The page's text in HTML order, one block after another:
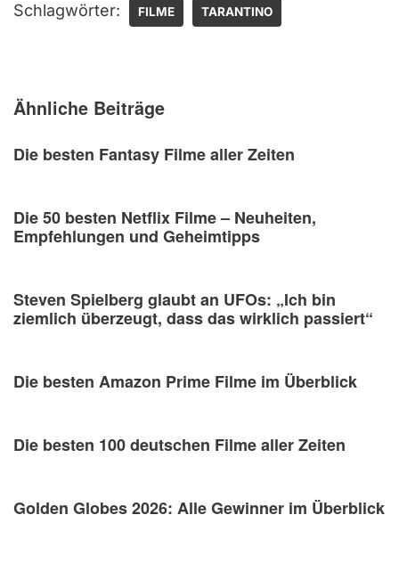
Schlagwörter: FILME TARANTINO
Ähnliche Beiträge
Die besten Fantasy Filme aller Zeiten
Die 50 besten Netflix Filme – Neuheiten,
Empfehlungen und Geheimtipps
Steven Spielberg glaubt an UFOs: „Ich bin
ziemlich überzeugt, dass das wirklich passiert“
Die besten Amazon Prime Filme im Überblick
Die besten 100 deutschen Filme aller Zeiten
Golden Globes 2026: Alle Gewinner im Überblick